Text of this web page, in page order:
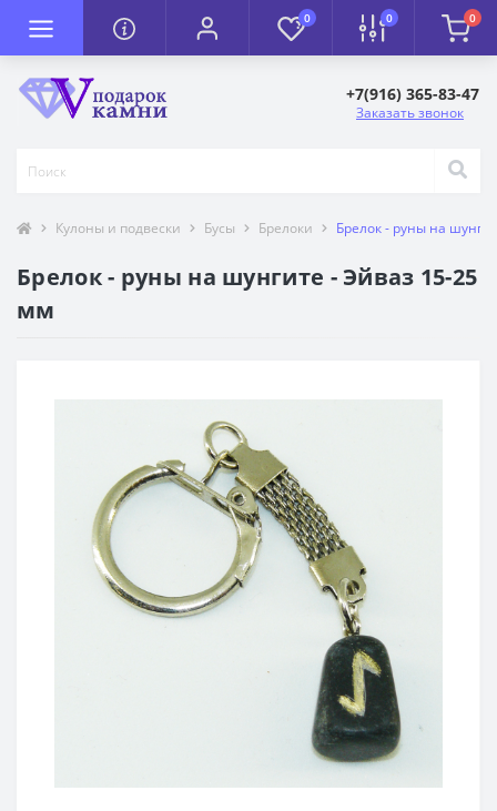
0 0 0
+7(916) 365-83-47
Заказать звонок
Кулоны и подвески Бусы Брелоки Брелок - руны на
Брелок - руны на шунгите - Эйваз 15-25
мм